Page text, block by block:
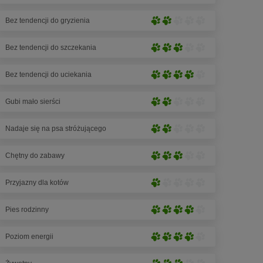
5
(4
5
Bez tendencji do gryzienia
Lekkie
(2
5
Bez tendencji do szczekania
Średnie
(3
5
Bez tendencji do uciekania
Silne
(4
5
Gubi mało sierści
Lekkie
(2
5
Nadaje się na psa stróżującego
Lekkie
(2
5
Chętny do zabawy
Średnie
(3
5
Przyjazny dla kotów
Nieznaczne
(1
5
Pies rodzinny
Silne
(4
Poziom energii
Silne